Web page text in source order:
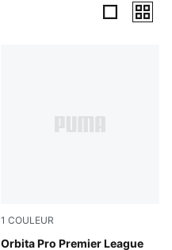
1 COULEUR
Orbita Pro Premier League
PUMA White-multicolor